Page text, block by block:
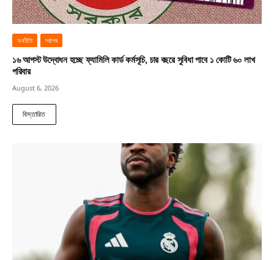
অর্থনীতি সর্বশেষ
১৬ আগস্ট উদ্বোধন হচ্ছে ফ্যামিলি কার্ড কর্মসূচি, চার বছরে সুবিধা পাবে ১ কোটি ৬০ লাখ
পরিবার
August 6, 2026
বিস্তারিত